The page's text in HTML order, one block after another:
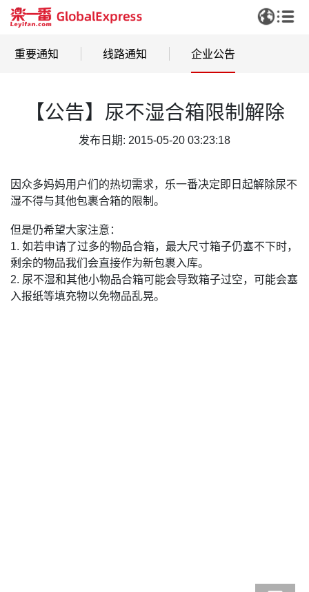
重要通知 线路通知 企业公告
【公告】尿不湿合箱限制解除
发布日期: 2015-05-20 03:23:18
因众多妈妈用户们的热切需求，乐一番决定即日起解除尿不
湿不得与其他包裹合箱的限制。
但是仍希望大家注意：
1. 如若申请了过多的物品合箱，最大尺寸箱子仍塞不下时，
剩余的物品我们会直接作为新包裹入库。
2. 尿不湿和其他小物品合箱可能会导致箱子过空，可能会塞
入报纸等填充物以免物品乱晃。